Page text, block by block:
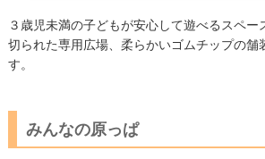
３歳児未満の子どもが安心して遊べるスペ
切られた専用広場、柔らかいゴムチップの舗
す。
みんなの原っぱ